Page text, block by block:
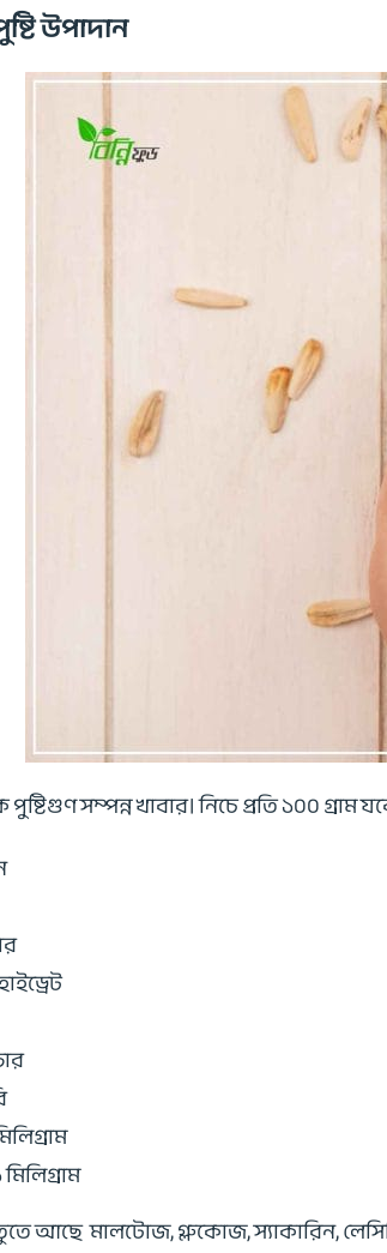
উপাদান
সম্পন্ন খাবার। নিচে প্রতি ১০০ গ্রাম
আছে মালটোজ, গ্লুকোজ, স্যাকারিন,